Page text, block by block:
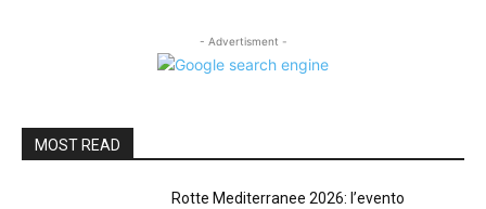
- Advertisment -
MOST READ
Rotte Mediterranee 2026: l’evento